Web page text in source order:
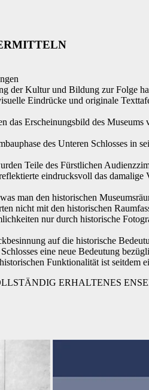
der Kultur und Bildung zur Folge
Eindrücke und originale
das Erscheinungsbild des
des Unteren Schlosses in
Teile des Fürstlichen
eindrucksvoll das
man den historischen
nicht mit den historischen
nur durch historische
auf die historische
eine neue Bedeutung
Funktionalität ist
ERHALTENES